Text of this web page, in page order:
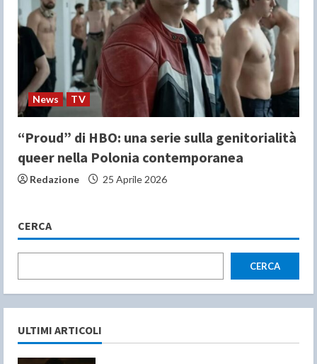
News TV
“Proud” di HBO: una serie sulla genitorialità
queer nella Polonia contemporanea
Redazione 25 Aprile 2026
CERCA
CERCA
ULTIMI ARTICOLI